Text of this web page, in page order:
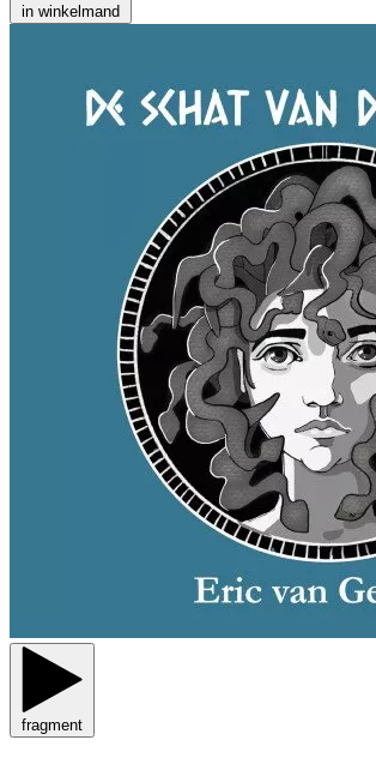
in winkelmand
fragment